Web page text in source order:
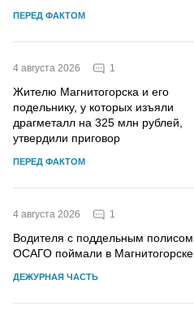
ПЕРЕД ФАКТОМ
4 августа 2026 1
Жителю Магнитогорска и его
подельнику, у которых изъяли
драгметалл на 325 млн рублей,
утвердили приговор
ПЕРЕД ФАКТОМ
4 августа 2026 1
Водителя с поддельным полисом
ОСАГО поймали в Магнитогорске
ДЕЖУРНАЯ ЧАСТЬ